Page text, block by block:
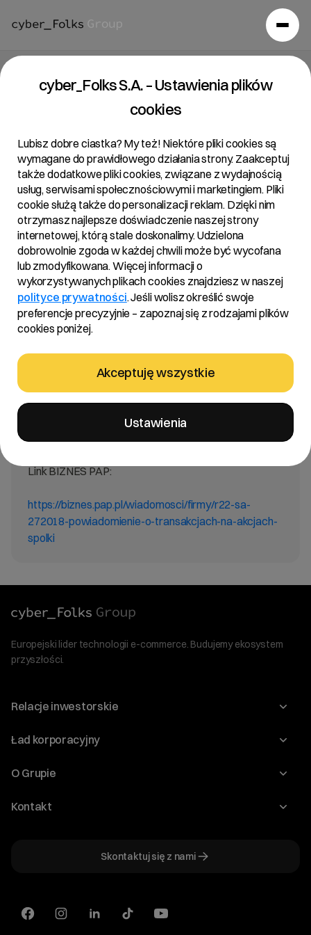
Raport bieżący 27/2018
Temat:
Powiadomienie o transakcjach na akcjach Spółki
Podstawa Prawna:
Art. 19 ust. 3 MAR – informacja o transakcjach
wykonywanych przez osoby pełniące obowiązki
zarządcze.
Treść:
Zarząd R22 S.A. z siedzibą w Poznaniu („Spółka”)
transakcjach wykonywanych na akcjach Spółki od
Roberta Stasika, Wiceprezesa Zarządu Spółki.
Link BIZNES PAP:
https://biznes.pap.pl/wiadomosci/firmy/r22-sa-
272018-powiadomienie-o-transakcjach-na-akcjach-
spolki
Europejski lider technologii e-commerce. Budujemy ekosystem
przyszłości.
Relacje inwestorskie
Raporty
Ład korporacyjny
Walne Zgromadzenia
O Grupie
O Spółce
Kontakt
Skontaktuj się z nami
cyber_Folks S.A. – Ustawienia plików
cookies
Lubisz dobre ciastka? My też! Niektóre pliki cookies są
wymagane do prawidłowego działania strony. Zaakceptuj
także dodatkowe pliki cookies, związane z wydajnością
usług, serwisami społecznościowymi i marketingiem. Pliki
cookie służą także do personalizacji reklam. Dzięki nim
otrzymasz najlepsze doświadczenie naszej strony
internetowej, którą stale doskonalimy. Udzielona
dobrowolnie zgoda w każdej chwili może być wycofana
lub zmodyfikowana. Więcej informacji o
wykorzystywanych plikach cookies znajdziesz w naszej
polityce prywatności. Jeśli wolisz określić swoje
preferencje precyzyjnie – zapoznaj się z rodzajami plików
cookies poniżej.
Akceptuję wszystkie
Ustawienia